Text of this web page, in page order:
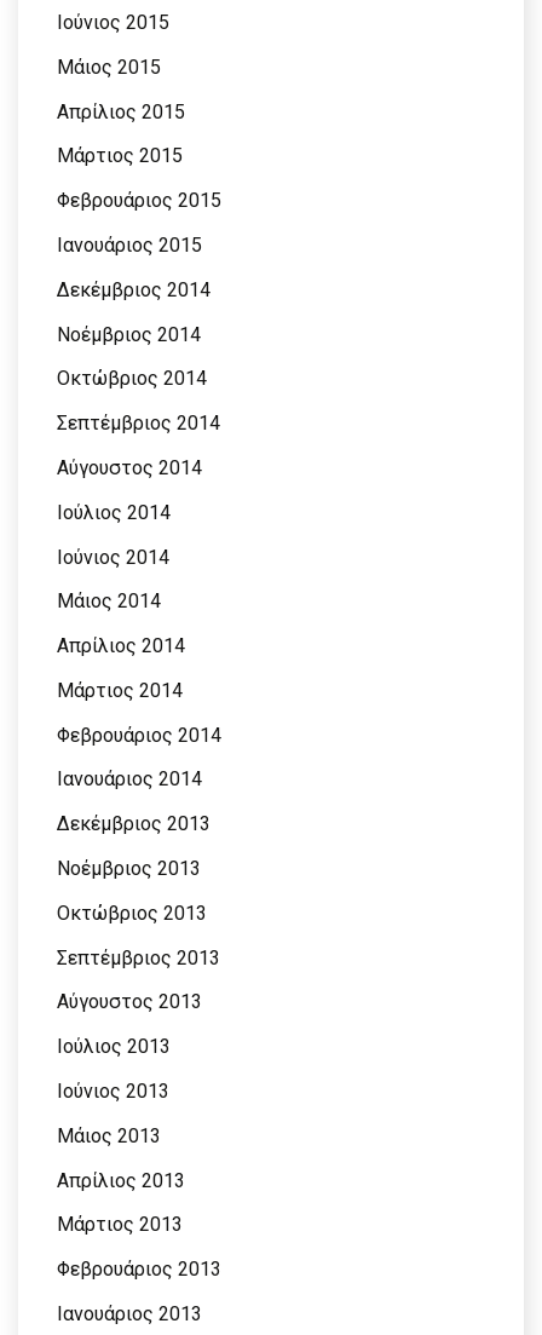
Ιούνιος 2015
Μάιος 2015
Απρίλιος 2015
Μάρτιος 2015
Φεβρουάριος 2015
Ιανουάριος 2015
Δεκέμβριος 2014
Νοέμβριος 2014
Οκτώβριος 2014
Σεπτέμβριος 2014
Αύγουστος 2014
Ιούλιος 2014
Ιούνιος 2014
Μάιος 2014
Απρίλιος 2014
Μάρτιος 2014
Φεβρουάριος 2014
Ιανουάριος 2014
Δεκέμβριος 2013
Νοέμβριος 2013
Οκτώβριος 2013
Σεπτέμβριος 2013
Αύγουστος 2013
Ιούλιος 2013
Ιούνιος 2013
Μάιος 2013
Απρίλιος 2013
Μάρτιος 2013
Φεβρουάριος 2013
Ιανουάριος 2013